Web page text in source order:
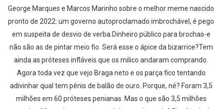
George Marques e Marcos Marinho sobre o melhor meme nascido
pronto de 2022: um governo autoproclamado imbrochável, é pego
em suspeita de desvio de verba.Dinheiro público para brochas-e
não são as de pintar meio fio. Será esse o ápice da bizarrice?Tem
ainda as próteses infláveis que os milico andaram comprando.
Agora toda vez que vejo Braga neto e os parça fico tentando
adivinhar qual tem pênis de balão de ouro. Porque, né? Foram 3,5
milhões em 60 próteses penianas. Mas o que são 3,5 milhões